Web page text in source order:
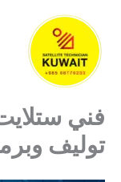
المحتوى
توليف